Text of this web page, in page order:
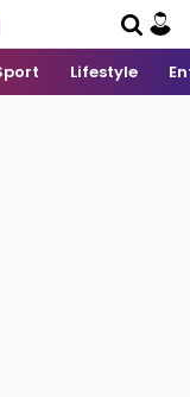
Lifestyle